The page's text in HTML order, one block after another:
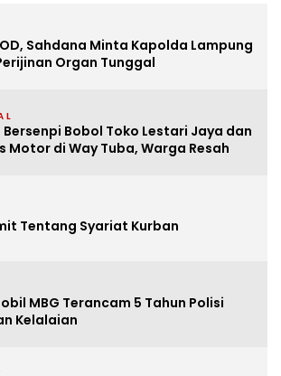
Sahdana Minta Kapolda Lampung
Organ Tunggal
Bersenpi Bobol Toko Lestari Jaya dan
Motor di Way Tuba, Warga Resah
Tentang Syariat Kurban
MBG Terancam 5 Tahun Polisi
Kelalaian